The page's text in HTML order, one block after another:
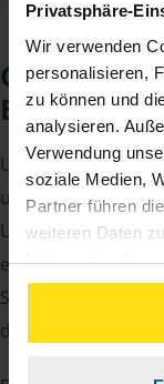
Privatsphäre-
Wir verwenden
personalisieren,
zu können und
analysieren.
Verwendung
soziale Medien,
Partner führen
weiteren Daten
haben oder die
gesammelt
können Sie der
unserer➔
Checkliste
Um Ihre
unsere
Unterlagen von
elektronische
die Bescheinigung